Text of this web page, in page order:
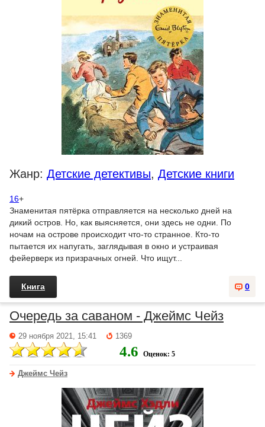
Жанр: Детские детективы, Детские книги
16+
Знаменитая пятёрка отправляется на несколько дней на
дикий остров. Но, как выясняется, они здесь не одни. По
ночам на острове происходит что-то странное. Кто-то
пытается их напугать, заглядывая в окно и устраивая
фейерверк из призрачных огней. Что ищут...
0
Книга
Очередь за саваном - Джеймс Чейз
29 ноября 2021, 15:41 1369
4.6 Оценок: 5
Джеймс Чейз